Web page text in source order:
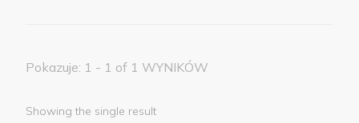
Pokazuje: 1 - 1 of 1 WYNIKÓW
Showing the single result